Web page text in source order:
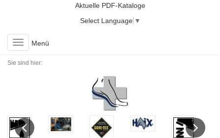
Aktuelle PDF-Kataloge
Select Language ▼
Toggle
navigation
Menü
Sie sind hier: